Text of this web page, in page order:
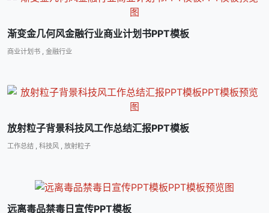
渐变金几何风金融行业商业计划书PPT模板
商业计划书 , 金融行业
放射粒子背景科技风工作总结汇报PPT模板
工作总结 , 科技风 , 放射粒子
远离毒品禁毒日宣传PPT模板